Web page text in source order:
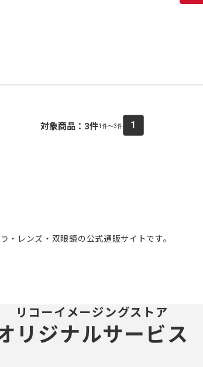
対象商品： 3件1件～3件 1
・レンズ・双眼鏡の公式通販サイトです。
リコーイメージングストア
リジナルサービス